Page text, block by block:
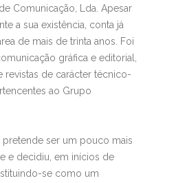
Comunicação, Lda. Apesar
a sua existência, conta já
de mais de trinta anos. Foi
gráfica e editorial,
revistas de carácter técnico-
ao Grupo
pretende ser um pouco mais
e decidiu, em inícios de
se como um